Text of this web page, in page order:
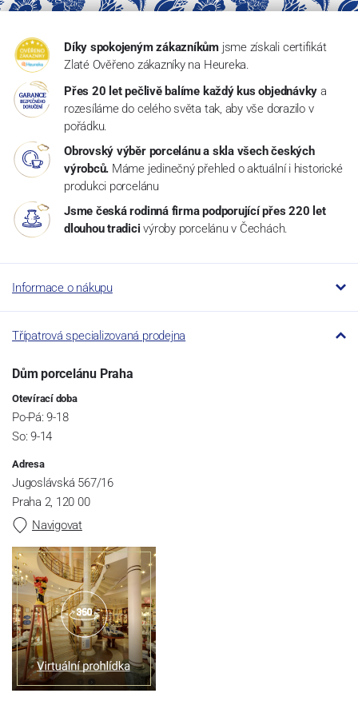
Díky spokojeným zákazníkům jsme získali certifikát
Zlaté Ověřeno zákazníky na Heureka.
Přes 20 let pečlivě balíme každý kus objednávky a
rozesíláme do celého světa tak, aby vše dorazilo v
pořádku.
Obrovský výběr porcelánu a skla všech českých
výrobců. Máme jedinečný přehled o aktuální i historické
produkci porcelánu
Jsme česká rodinná firma podporující přes 220 let
dlouhou tradici výroby porcelánu v Čechách.
Informace o nákupu
Třípatrová specializovaná prodejna
Dům porcelánu Praha
Otevírací doba
Po-Pá: 9-18
So: 9-14
Adresa
Jugoslávská 567/16
Praha 2, 120 00
Navigovat